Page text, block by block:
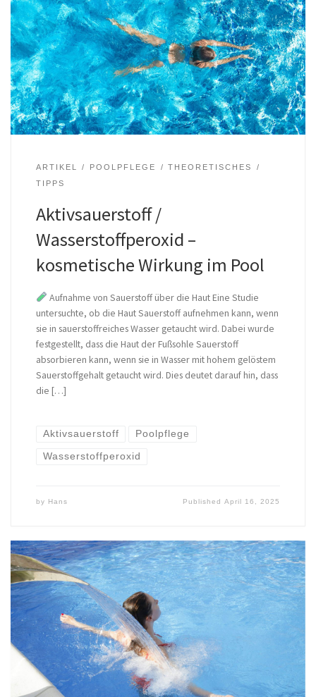
ARTIKEL POOLPFLEGE
THEORETISCHES
TIPPS
Aktivsauerstoff /
Wasserstoffperoxid –
kosmetische Wirkung im Pool
Aufnahme von Sauerstoff über die Haut Eine Studie
untersuchte, ob die Haut Sauerstoff aufnehmen kann, wenn
sie in sauerstoffreiches Wasser getaucht wird. Dabei wurde
festgestellt, dass die Haut der Fußsohle Sauerstoff
absorbieren kann, wenn sie in Wasser mit hohem gelöstem
Sauerstoffgehalt getaucht wird. Dies deutet darauf hin, dass
die […]
Aktivsauerstoff Poolpflege
Wasserstoffperoxid
by Hans PublishedApril 16, 2025